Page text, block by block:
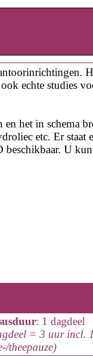
echte studies
het in schema
etc. Er staat
beschikbaar. U
: 1 dagdeel
= 3 uur incl.
theepauze)